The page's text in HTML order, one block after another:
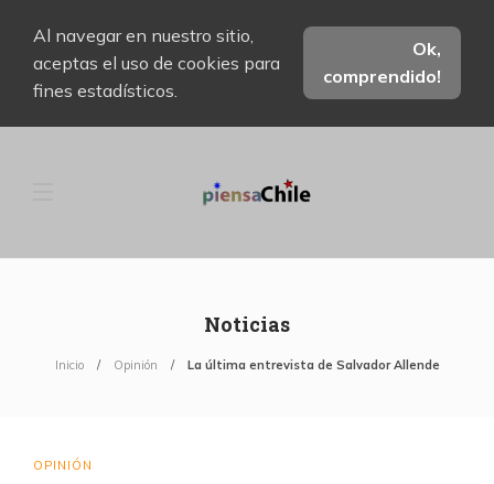
Al navegar en nuestro sitio,
aceptas el uso de cookies para
fines estadísticos.
Ok,
comprendido!
Noticias
Inicio Opinión La última entrevista de Salvador Allende
OPINIÓN